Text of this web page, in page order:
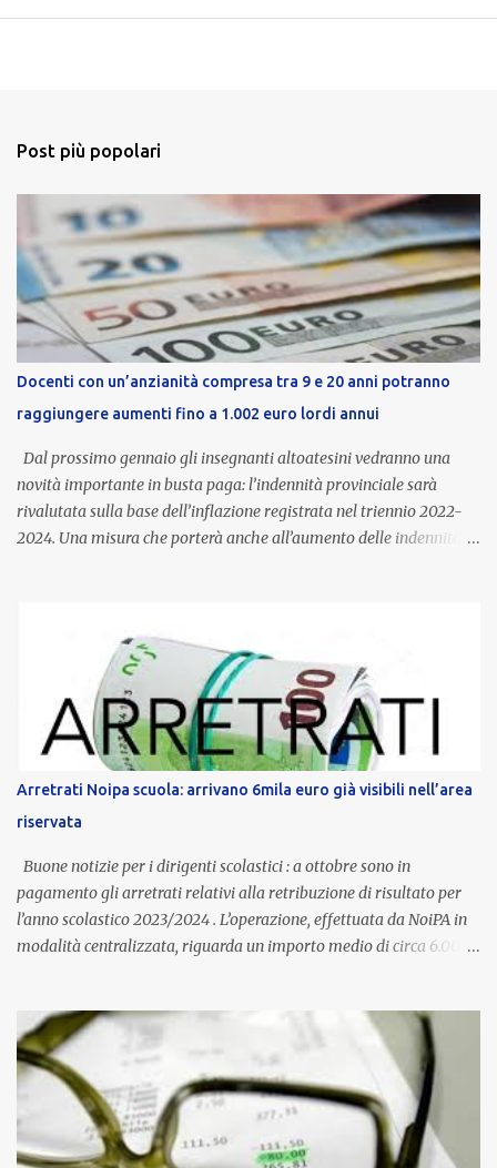
Post più popolari
Docenti con un’anzianità compresa tra 9 e 20 anni potranno
raggiungere aumenti fino a 1.002 euro lordi annui
Dal prossimo gennaio gli insegnanti altoatesini vedranno una
novità importante in busta paga: l’indennità provinciale sarà
rivalutata sulla base dell’inflazione registrata nel triennio 2022-
2024. Una misura che porterà anche all’aumento delle indennità di
dedicato alle donne vittime di violenza di genere, in linea con la
normativa nazionale e con l’obiettivo di offrire maggiore tutela e
supporto in situazioni delicate. L’indennità provinciale per i docenti
è un unicum in Italia: si tratta di una misura esclusiva della
Provincia autonoma di Bolzano, che integra in maniera stabile lo
stipendio nazionale grazie alle prerogative garantite
dall’autonomia locale. Non è un bonus temporaneo né un
compenso accessorio, ma una voce strutturale di retribuzione,
aggiornata periodicamente in base al cost...
Arretrati Noipa scuola: arrivano 6mila euro già visibili nell’area
riservata
Buone notizie per i dirigenti scolastici : a ottobre sono in
pagamento gli arretrati relativi alla retribuzione di risultato per
l’anno scolastico 2023/2024 . L’operazione, effettuata da NoiPA in
modalità centralizzata, riguarda un importo medio di circa 6.000
ordinaria di ottobre . Cos’è la retribuzione di risultato La
retribuzione di risultato rappresenta la parte variabile dello
stipendio dei dirigenti scolastici. Viene corrisposta per valorizzare
la qualità dell’attività svolta, la gestione delle risorse e il
raggiungimento degli obiettivi fissati dal Ministero dell’Istruzione
e del Merito (MIM) . Per l’anno scolastico 2023/2024, il MIM ha